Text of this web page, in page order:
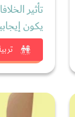
تأثير
يكون